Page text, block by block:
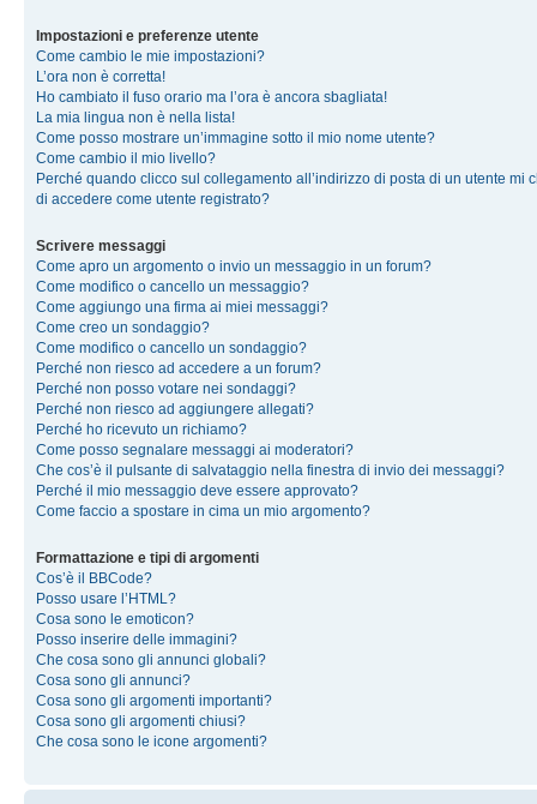
Impostazioni e preferenze utente
Come cambio le mie impostazioni?
L’ora non è corretta!
Ho cambiato il fuso orario ma l’ora è ancora sbagliata!
La mia lingua non è nella lista!
Come posso mostrare un’immagine sotto il mio nome utente?
Come cambio il mio livello?
Perché quando clicco sul collegamento all’indirizzo di posta di un utente mi
di accedere come utente registrato?
Scrivere messaggi
Come apro un argomento o invio un messaggio in un forum?
Come modifico o cancello un messaggio?
Come aggiungo una firma ai miei messaggi?
Come creo un sondaggio?
Come modifico o cancello un sondaggio?
Perché non riesco ad accedere a un forum?
Perché non posso votare nei sondaggi?
Perché non riesco ad aggiungere allegati?
Perché ho ricevuto un richiamo?
Come posso segnalare messaggi ai moderatori?
Che cos’è il pulsante di salvataggio nella finestra di invio dei messaggi?
Perché il mio messaggio deve essere approvato?
Come faccio a spostare in cima un mio argomento?
Formattazione e tipi di argomenti
Cos’è il BBCode?
Posso usare l’HTML?
Cosa sono le emoticon?
Posso inserire delle immagini?
Che cosa sono gli annunci globali?
Cosa sono gli annunci?
Cosa sono gli argomenti importanti?
Cosa sono gli argomenti chiusi?
Che cosa sono le icone argomenti?